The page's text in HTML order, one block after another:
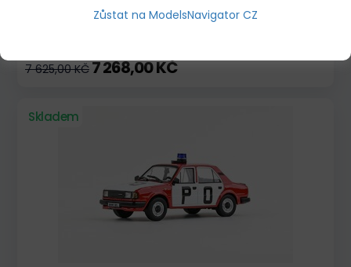
7 625,00 KČ7 268,00 KČ
Skladem
Zůstat na ModelsNavigator CZ